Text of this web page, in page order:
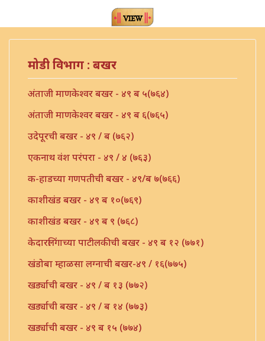
मोडी विभाग : बखर
अंताजी माणकेश्वर बखर - ४९ ब ५(७६४)
अंताजी माणकेश्वर बखर - ४९ ब ६(७६५)
उदेपूरची बखर - ४९ / ब (७६२)
एकनाथ वंश परंपरा - ४९ / ४ (७६३)
क-हाडच्या गणपतीची बखर - ४९/ब ७(७६६)
काशीखंड बखर - ४९ ब १०(७६९)
काशीखंड बखर - ४९ ब ९ (७६८)
केदारलिंगाच्या पाटीलकीची बखर - ४९ ब १२ (७७१)
खंडोबा म्हाळसा लग्नाची बखर-४९ / १६(७७५)
खर्ड्याची बखर - ४९ / ब १३ (७७२)
खर्ड्याची बखर - ४९ / ब १४ (७७३)
खर्ड्याची बखर - ४९ ब १५ (७७४)